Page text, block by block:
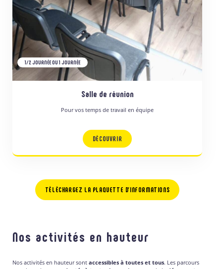
1/2 JOURNÉE OU 1 JOURNÉE
Salle de réunion
Pour vos temps de travail en équipe
DÉCOUVRIR
TÉLÉCHARGEZ LA PLAQUETTE D’INFORMATIONS
Nos activités en hauteur
Nos activités en hauteur sont accessibles à toutes et tous. Les parcours